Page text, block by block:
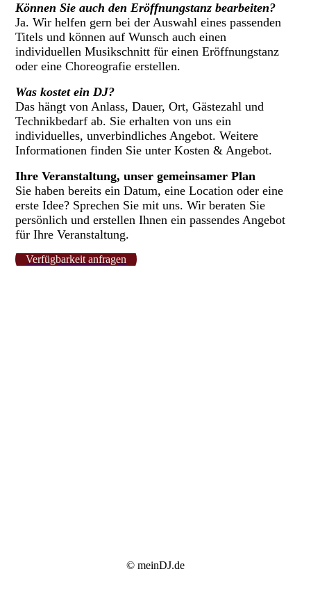
Können Sie auch den Eröffnungstanz bearbeiten?
Ja. Wir helfen gern bei der Auswahl eines passenden
Titels und können auf Wunsch auch einen
individuellen Musikschnitt für einen Eröffnungstanz
oder eine Choreografie erstellen.
Was kostet ein DJ?
Das hängt von Anlass, Dauer, Ort, Gästezahl und
Technikbedarf ab. Sie erhalten von uns ein
individuelles, unverbindliches Angebot. Weitere
Informationen finden Sie unter Kosten & Angebot.
Ihre Veranstaltung, unser gemeinsamer Plan
Sie haben bereits ein Datum, eine Location oder eine
erste Idee? Sprechen Sie mit uns. Wir beraten Sie
persönlich und erstellen Ihnen ein passendes Angebot
für Ihre Veranstaltung.
Verfügbarkeit anfragen
© meinDJ.de